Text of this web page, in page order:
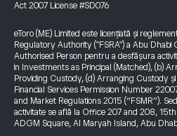
Act 2007 License #SD076
eToro (ME) Limited este licențiată și
Regulatory Authority ("FSRA") a Abu Dhabi
Authorised Person pentru a desfășura
in Investments as Principal (Matched), (b)
Providing Custody, (d) Arranging Custody
Financial Services Permission Number
and Market Regulations 2015 (“FSMR”).
activitate se află la Office 207 and 208,
ADGM Square, Al Maryah Island, Abu